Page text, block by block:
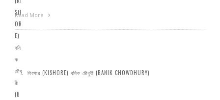
Read More
কিশোর (KISHORE) বনিক চৌধুরী (BANIK CHOWDHURY)